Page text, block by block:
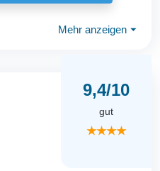
Mehr anzeigen ⏷
9,4/10
gut
★★★★